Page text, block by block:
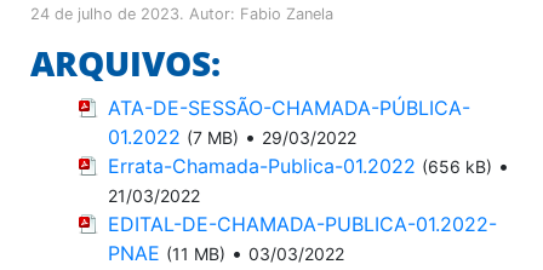
24 de julho de 2023. Autor: Fabio Zanela
ARQUIVOS:
ATA-DE-SESSÃO-CHAMADA-PÚBLICA-
01.2022 (7 MB) • 29/03/2022
Errata-Chamada-Publica-01.2022 (656 kB) •
21/03/2022
EDITAL-DE-CHAMADA-PUBLICA-01.2022-
PNAE (11 MB) • 03/03/2022